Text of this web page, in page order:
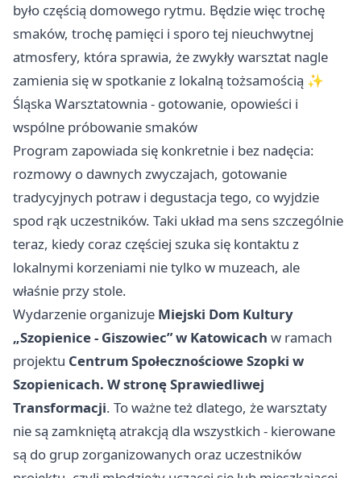
było częścią domowego rytmu. Będzie więc trochę
smaków, trochę pamięci i sporo tej nieuchwytnej
atmosfery, która sprawia, że zwykły warsztat nagle
zamienia się w spotkanie z lokalną tożsamością ✨
Śląska Warsztatownia - gotowanie, opowieści i
wspólne próbowanie smaków
Program zapowiada się konkretnie i bez nadęcia:
rozmowy o dawnych zwyczajach, gotowanie
tradycyjnych potraw i degustacja tego, co wyjdzie
spod rąk uczestników. Taki układ ma sens szczególnie
teraz, kiedy coraz częściej szuka się kontaktu z
lokalnymi korzeniami nie tylko w muzeach, ale
właśnie przy stole.
Wydarzenie organizuje Miejski Dom Kultury
„Szopienice - Giszowiec” w Katowicach w ramach
projektu Centrum Społecznościowe Szopki w
Szopienicach. W stronę Sprawiedliwej
Transformacji. To ważne też dlatego, że warsztaty
nie są zamkniętą atrakcją dla wszystkich - kierowane
są do grup zorganizowanych oraz uczestników